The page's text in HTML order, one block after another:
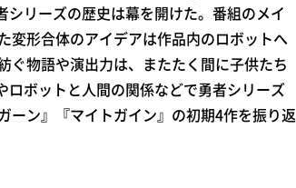
リーズの歴史は幕を開けた。番組のメイ
変形合体のアイデアは作品内のロボットへ
ぐ物語や演出力は、またたく間に子供たち
ボットと人間の関係などで勇者シリーズ
ーン』『マイトガイン』の初期4作を振り返